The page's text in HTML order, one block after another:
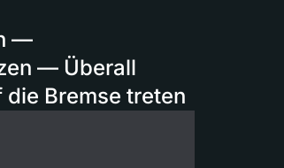
—
— Überall
Bremse treten